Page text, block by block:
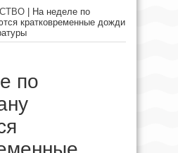
На неделе по
кратковременные дожди
по